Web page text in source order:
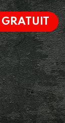
GRATUIT